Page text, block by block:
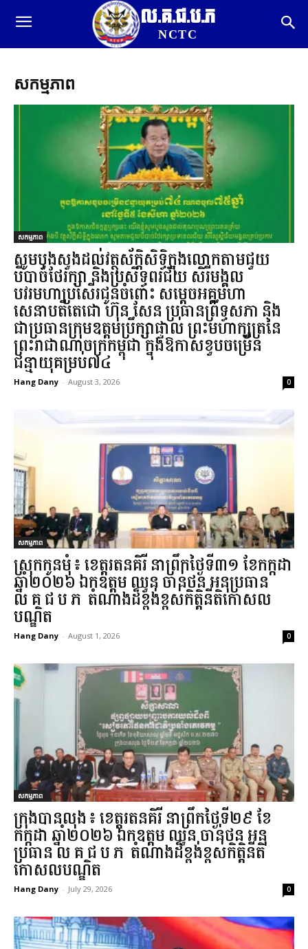
ល.គ.ជ.ប.ភ
NCTC
សកម្មភាព
សកម្មភាព
សូមបួងសួងដល់វត្ថុស័ក្តិសិទ្ធិក្នុងលោកតាមជួយ
បីបាច់ថែរក្សា និងប្រសិទ្ធពរជ័យ សិរីមង្គល
បវរមហាប្រសើរជូនចំពោះ សម្តេចអគ្គមហា
សេនាបតីតេជោ ហ៊ុន សែន ប្រធានព្រឹទ្ធសភា និង
ជាប្រធានក្រុមឧត្តមប្រឹក្សាផ្ទាល់ ព្រះមហាក្សត្រនៃ
ព្រះរាជាណាចក្រកម្ពុជា ក្នុងឱកាសខួបចម្រើន
ជន្មាយុគម្រប់៧៤...
Hang Dany - August 3, 2026 0
សកម្មភាព
ស្រុក​កូនមុំ៖ ខេត្ត​រតនគិរី​ នាព្រឹកថ្ងៃទី៣១​ ខែកក្កដា
ឆ្នាំ២០២៦ ឯកឧត្តម​ ឈួន ចាន់ថន អនុប្រធាន
ល.គ.ជ.ប.ភ. តំណាង​ដ៏ខ្ពង់ខ្ពស់​កិត្តិនីតិកោសល
បណ្ឌិត​...
Hang Dany - August 1, 2026 0
សកម្មភាព
ក្រុង​បាន​លុង​៖ ខេត្ត​រតនគិរី​ នាព្រឹកថ្ងៃទី២៩ ខែ
កក្កដា ឆ្នាំ២០២៦ ឯកឧត្តម​ ឈួន ចាន់ថន អនុ
ប្រធាន ល.គ.ជ.ប.ភ. តំណាង​ដ៏ខ្ពង់ខ្ពស់​កិត្តិនីតិ
កោសលបណ្ឌិត​...
Hang Dany - July 29, 2026 0